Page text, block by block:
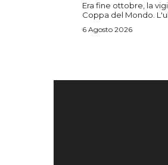
Era fine ottobre, la
Coppa del Mondo.
6 Agosto 2026